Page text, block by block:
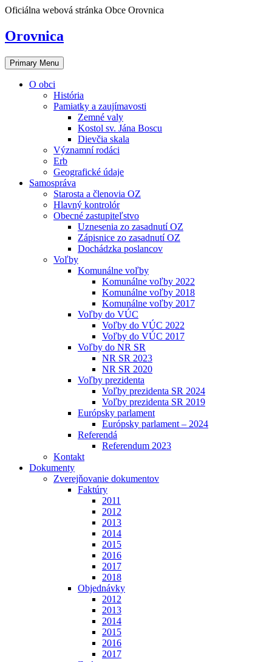
Skip
content
Oficiálna webová stránka Obce Orovnica
Orovnica
Primary Menu
O obci
História
Pamiatky a zaujímavosti
Zemné valy
Kostol sv. Jána Boscu
Dievčia skala
Významní rodáci
Erb
Geografické údaje
Samospráva
Starosta a členovia OZ
Hlavný kontrolór
Obecné zastupiteľstvo
Uznesenia zo zasadnutí OZ
Zápisnice zo zasadnutí OZ
Dochádzka poslancov
Voľby
Komunálne voľby
Komunálne voľby 2022
Komunálne voľby 2018
Komunálne voľby 2017
Voľby do VÚC
Voľby do VÚC 2022
Voľby do VÚC 2017
Voľby do NR SR
NR SR 2023
NR SR 2020
Voľby prezidenta
Voľby prezidenta SR 2024
Voľby prezidenta SR 2019
Európsky parlament
Európsky parlament – 2024
Referendá
Referendum 2023
Kontakt
Dokumenty
Zverejňovanie dokumentov
Faktúry
2011
2012
2013
2014
2015
2016
2017
2018
Objednávky
2012
2013
2014
2015
2016
2017